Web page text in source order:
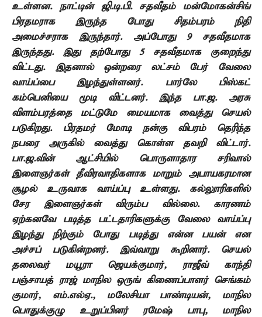
உள்ளன. நாட்டின் ஜி.டி.பி. சதவீதம் மன்மோகன்சிங்
பிரதமராக இருந்த போது சிதம்பரம் நிதி
அமைச்சராக இருந்தார். அப்போது 9 சதவீதமாக
இருந்தது. இது தற்போது 5 சதவீதமாக குறைந்து
விட்டது. இதனால் ஒன்றரை லட்சம் பேர் வேலை
வாய்ப்பை இழந்துள்ளனர். பார்லே பிஸ்கட்
கம்பெனியை மூடி விட்டனர். இந்த பா.ஜ. அரசு
விளம்பரத்தை மட்டுமே மையமாக வைத்து செயல்
படுகிறது. பிரதமர் மோடி நன்கு விபரம் தெரிந்த
நபரை அருகில் வைத்து கொள்ள தவறி விட்டார்.
பா.ஜ.வின் ஆட்சியில் பொருளாதார சரிவால்
இளைஞர்கள் தீவிரவாதிகளாக மாறும் அபாயகரமான
சூழல் உருவாக வாய்ப்பு உள்ளது. கல்லுாரிகளில்
சேர இளைஞர்கள் விரும்ப வில்லை. காரணம்
ஏற்கனவே படித்த பட்டதாரிகளுக்கு வேலை வாய்ப்பு
இழந்து நிற்கும் போது படித்து என்ன பயன் என
அச்சப் படுகின்றனர். இவ்வாறு கூறினார். செயல்
தலைவர் மயூரா ஜெயக்குமார், ராஜீவ் காந்தி
பஞ்சாயத் ராஜ் மாநில ஒருங் கிணைப்பாளர் செங்கம்
குமார், எம்.எல்ஏ., மலேசியா பாண்டியன், மாநில
பொதுக்குழு உறுப்பினர் ரமேஷ் பாபு, மாநில